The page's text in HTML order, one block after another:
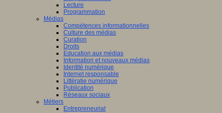
Lecture
Programmation
Médias
Compétences informationnelles
Culture des médias
Curation
Droits
Education aux médias
Information et nouveaux médias
Identité numérique
Internet responsable
Littératie numérique
Publication
Réseaux sociaux
Métiers
Entrepreneuriat